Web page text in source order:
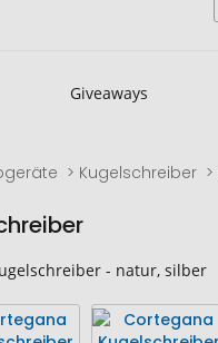
Giveaways
Kugelschreiber